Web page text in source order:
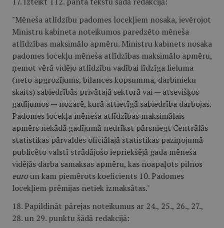
"Mēneša atlīdzību padomes locekļiem nosaka, ievērojot
Ministru kabineta noteikumos paredzēto mēneša
atlīdzības maksimālo apmēru. Ministru kabinets nosaka
padomes locekļu mēneša atlīdzības maksimālo apmēru,
ņemot vērā vidējo atlīdzību vadībai līdzīga lieluma
(neto apgrozījums, bilances kopsumma, darbinieku
skaits) sabiedrībās privātajā sektorā vai — atsevišķos
gadījumos — nozarē, kurā attiecīgā sabiedrība darbojas.
Padomes locekļa mēneša atlīdzības maksimālais
apmērs nekādā gadījumā nedrīkst pārsniegt Centrālās
statistikas pārvaldes oficiālajā statistikas paziņojumā
publicēto valstī strādājošo iepriekšējā gada mēneša
vidējās darba samaksas apmēru, kas noapaļots pilnos
euroun kam piemērots koeficients 10. Padomes
locekļiem prēmijas netiek izmaksātas."
18. Papildināt pārejas noteikumus ar 24., 25., 26., 27.,
28. un 29. punktu šādā redakcijā: